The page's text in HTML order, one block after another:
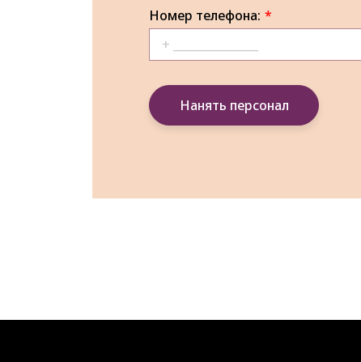
Номер телефона: *